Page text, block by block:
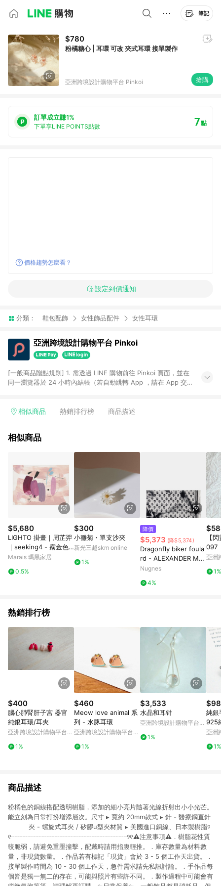
筆記
$780
粉橘糖心 | 耳環 可改 夾式耳環 接單製作
亞洲跨境設計購物平台 Pinkoi 搶購
訂單成立賺1%
下單享LINE POINTS點數 7點
價格趨勢怎麼看？
設定到價通知
分類： 鞋包配飾 女性飾品配件 女性耳環
亞洲跨境設計購物平台 Pinkoi
[一般商品贈點規則] 1. 需透過 LINE 購物前往 Pinkoi 頁面，並在
同一瀏覽器於 24 小時內結帳（若自動跳轉 App ，請在 App 交
回饋訂單不得享有 Pinkoi 站方優惠，例如首購優惠，P coins，
行為，不具贈點資格，部分退款不在此限。 6. APP 請更新至
運費，攤位費等不具贈點資格。 9. LINE 購物站上之商品規格、
顏色、價位、贈品如與 Pinkoi 商品資訊頁及購物車不符，以
Pinkoi 購物商品資訊頁及購物車標示為準。 10. 點數紅包使用規
則請以點數紅包活動說明為準。 11. 若於 LINE 購物前往 Pinkoi
頁面後才首次下載 Pinkoi APP 並完成訂單，不符合導購資格；承
上，首次下載 Pinkoi APP 後，需透過 LINE 購物前往 Pinkoi 頁
面，方享導購資格。
相似商品 熱銷排行榜 商品描述
相似商品
$5,680
LIGHTO 掛畫｜周芷羿
｜seeking4 - 霧金色
鋁框-50 x 70 cm
Marais 瑪黑家居
0.5%
$300
小雛菊・單支沙夾
新光三越skm online
1%
降價
$5,373 (降$5,374)
Dragonfly biker foula
rd - ALEXANDER MC
QUEEN - gender_Ma
Nugnes
4%
【
097
亞洲
1%
熱銷排行榜
$400
腦心肺腎肝子宮 器官
純銀耳環/耳夾
亞洲跨境設計購物平台
1%
$460
Meow love animal 系
列 - 水豚耳環
亞洲跨境設計購物平台
1%
$3,533
水晶和耳针
亞洲跨境設計購物平台
1%
純銀
925
針
亞洲
1%
商品描述
粉橘色的銅線搭配透明樹脂，添加的細小亮片隨著光線折射出小小光芒。
能立刻為日常打扮增添層次。尺寸 ▸ 寬約 20mm款式 ▸ 針 - 醫療鋼直針
⠀ ⠀ ⠀ 夾 - 螺旋式耳夾 / 矽膠u型夾材質 ▸ 美國進口銅線、日本製樹脂୨
୧┈┈┈┈┈┈┈┈┈┈┈┈┈┈┈┈┈┈୨୧⚠️注意事項⚠️．樹脂花性質
較脆弱，請避免重壓撞擊，配戴時請用指腹輕推。．庫存數量為材料數
量，非現貨數量。．作品若有標記「現貨」會於 3 - 5 個工作天出貨。．
接單製作時間為 10 - 30 個工作天，急件需求請先私訊討論。．手作品每
個皆是獨一無二的存在，可能與照片有些許不同。．製作過程中可能會有